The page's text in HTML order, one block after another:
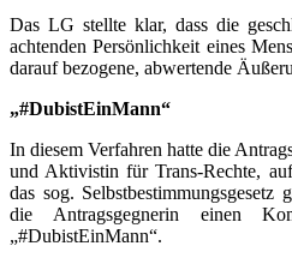
Das LG stellte klar, dass die
achtenden Persönlichkeit eines
darauf bezogene, abwertende
„#DubistEinMann“
In diesem Verfahren hatte die
und Aktivistin für Trans-Rechte,
das sog.
die Antragsgegnerin einen
„#DubistEinMann“.